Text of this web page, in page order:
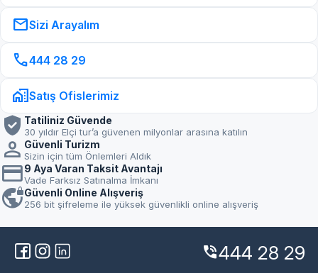
mailSizi Arayalım
call444 28 29
home_workSatış Ofislerimiz
verified_user Tatiliniz Güvende
30 yıldır Elçi tur’a güvenen milyonlar arasına katılın
person Güvenli Turizm
Sizin için tüm Önlemleri Aldık
credit_card9 Aya Varan Taksit Avantajı
Vade Farksız Satınalma İmkanı
vpn_lockGüvenli Online Alışveriş
256 bit şifreleme ile yüksek güvenlikli online alışveriş
phone_in_talk444 28 29